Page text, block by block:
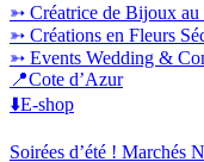
➳ Créatrice de Bijoux au
➳ Créations en Fleurs
➳ Events Wedding &
📍Cote d’Azur
⬇️E-shop
Soirées d’été ! Marchés